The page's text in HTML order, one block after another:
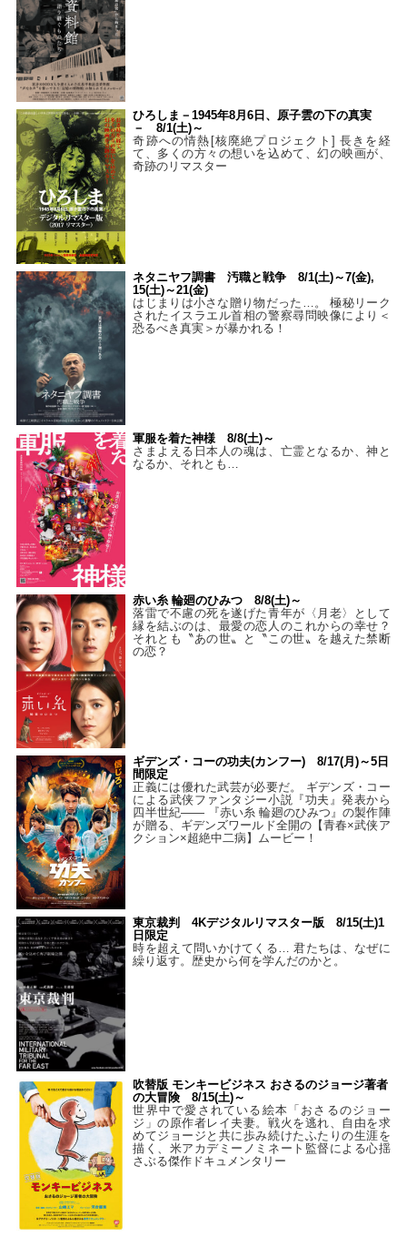
ひろしま－1945年8月6日、原子雲の下の真実
－ 8/1(土)～
奇跡への情熱[核廃絶プロジェクト] 長きを経
て、多くの方々の想いを込めて、幻の映画が、
奇跡のリマスター
ネタニヤフ調書 汚職と戦争 8/1(土)～7(金),
15(土)～21(金)
はじまりは小さな贈り物だった…。 極秘リーク
されたイスラエル首相の警察尋問映像により＜
恐るべき真実＞が暴かれる！
軍服を着た神様 8/8(土)～
さまよえる日本人の魂は、亡霊となるか、神と
なるか、それとも…
赤い糸 輪廻のひみつ 8/8(土)～
落雷で不慮の死を遂げた青年が〈月老〉として
縁を結ぶのは、最愛の恋人のこれからの幸せ？
それとも〝あの世〟と〝この世〟を越えた禁断
の恋？
ギデンズ・コーの功夫(カンフー) 8/17(月)～5日
間限定
正義には優れた武芸が必要だ。 ギデンズ・コー
による武侠ファンタジー小説『功夫』発表から
四半世紀―― 『赤い糸 輪廻のひみつ』の製作陣
が贈る、ギデンズワールド全開の【青春×武侠ア
クション×超絶中二病】ムービー！
東京裁判 4Kデジタルリマスター版 8/15(土)1
日限定
時を超えて問いかけてくる… 君たちは、なぜに
繰り返す。歴史から何を学んだのかと。
吹替版 モンキービジネス おさるのジョージ著者
の大冒険 8/15(土)～
世界中で愛されている絵本「おさるのジョー
ジ」の原作者レイ夫妻。戦火を逃れ、自由を求
めてジョージと共に歩み続けたふたりの生涯を
描く、米アカデミーノミネート監督による心揺
さぶる傑作ドキュメンタリー